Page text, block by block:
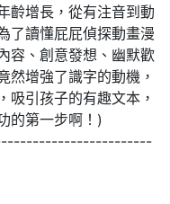
齡增長，從有注音到動
了讀懂屁屁偵探動畫漫
容、創意發想、幽默歡
然增強了識字的動機，
吸引孩子的有趣文本，
的第一步啊！)